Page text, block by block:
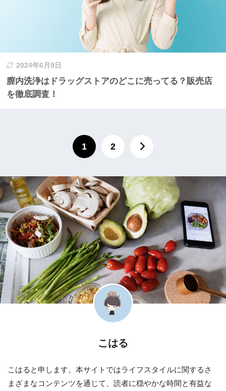
2024年6月9日
膣内洗浄はドラッグストアのどこに売ってる？販売店
を徹底調査！
1 2
こはる
こはると申します。本サイトではライフスタイルに関するさ
まざまなコンテンツを通じて、読者に穏やかな時間と有益な